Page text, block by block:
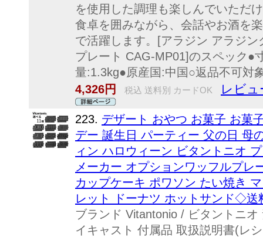
を使用した調理も楽しんでいただ
食卓を囲みながら、会話やお酒を
で活躍します。[アラジン アラジ
プレート CAG-MP01]のスペック●
量:1.3kg●原産国:中国○返品不可対
4,326円
税込 送料別 カードOK レビュ
223. デザート おやつ お菓子 お菓
デー 誕生日 パーティー 父の日 母
ィン ハロウィーン ビタントニオ
メーカー オプションワッフルプレ
カップケーキ ポワソン たい焼き
レット ドーナツ ホットサンド◇送
ブランド Vitantonio / ビタントニ
イキャスト 付属品 取扱説明書(レ